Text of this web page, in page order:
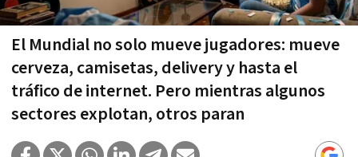
El Mundial no solo mueve jugadores: mueve
cerveza, camisetas, delivery y hasta el
tráfico de internet. Pero mientras algunos
sectores explotan, otros paran